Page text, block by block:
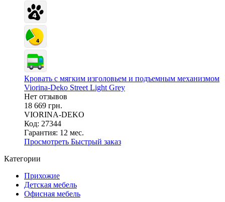
Кровать с мягким изголовьем и подъемным механизмом
Viorina-Deko Street Light Grey
Нет отзывов
18 669 грн.
VIORINA-DEKO
Код: 27344
Гарантия: 12 мес.
Просмотреть Быстрый заказ
Категории
Прихожие
Детская мебель
Офисная мебель